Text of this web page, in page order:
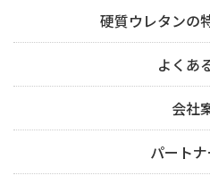
硬質ウレタンの
よくあ
会社
パート